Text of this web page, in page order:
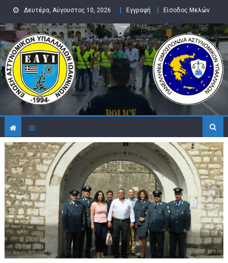
Skip to contentΔευτέρα, Αύγουστος 10, 2026 Εγγραφή Είσοδος Μελών